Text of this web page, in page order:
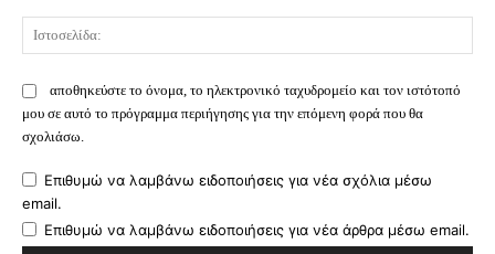
αποθηκεύστε το όνομα, το ηλεκτρονικό ταχυδρομείο και τον ιστότοπό
μου σε αυτό το πρόγραμμα περιήγησης για την επόμενη φορά που θα
σχολιάσω.
Επιθυμώ να λαμβάνω ειδοποιήσεις για νέα σχόλια μέσω
email.
Επιθυμώ να λαμβάνω ειδοποιήσεις για νέα άρθρα μέσω email.